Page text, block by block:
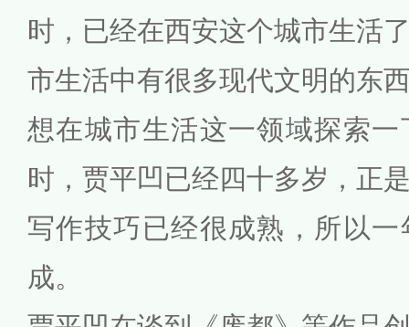
时，已经在西安这个城市生活
市生活中有很多现代文明的东
想在城市生活这一领域探索
时，贾平凹已经四十多岁，正
写作技巧已经很成熟，所以
成。